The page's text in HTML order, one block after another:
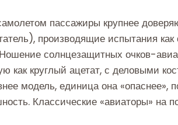
пассажиры крупнее
производящие испытания
солнцезащитных очков-
​​как круглый ацетат, с деловыми
модель, единица она «опаснее»,
Классические «авиаторы»